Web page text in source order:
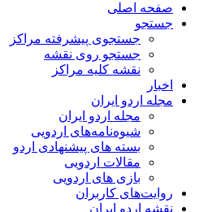
صفحه اصلی
جستجو
جستجوی پیشرفته مراکز
جستجو روی نقشه
نقشه کلیه مراکز
اخبار
مجله اردو ایران
مجله اردو ایران
شیوه‌نامه‌های اردویی
بسته های پیشنهادی اردو
مقالات اردویی
بازی های اردویی
روایت‌های کاربران
نقشه اردو ایران